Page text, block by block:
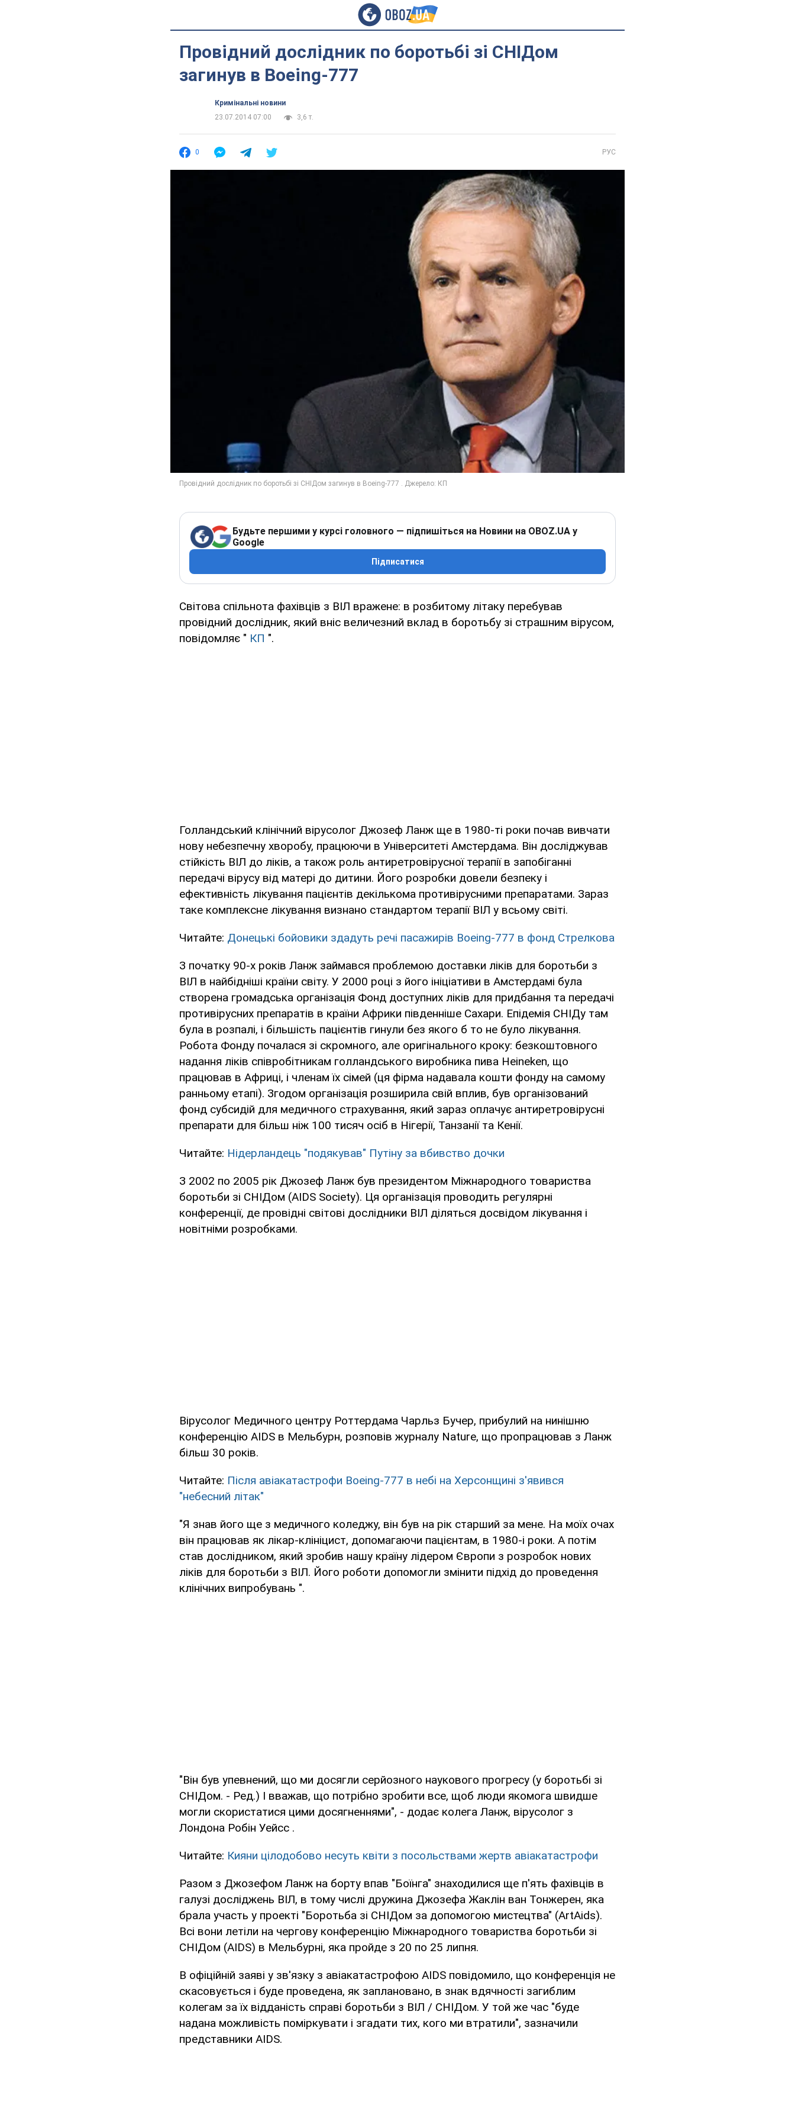
Провідний дослідник по боротьбі зі СНІДом
загинув в Boeing-777
Кримінальні новини
23.07.2014 07:00
3,6 т.
0 РУС
Будьте першими у курсі головного — підпишіться на Новини на OBOZ.UA у
Google
Підписатися
Світова спільнота фахівців з ВІЛ вражене: в розбитому літаку перебував
провідний дослідник, який вніс величезний вклад в боротьбу зі страшним вірусом,
повідомляє " КП ".
Голландський клінічний вірусолог Джозеф Ланж ще в 1980-ті роки почав вивчати
нову небезпечну хворобу, працюючи в Університеті Амстердама. Він досліджував
стійкість ВІЛ до ліків, а також роль антиретровірусної терапії в запобіганні
передачі вірусу від матері до дитини. Його розробки довели безпеку і
ефективність лікування пацієнтів декількома противірусними препаратами. Зараз
таке комплексне лікування визнано стандартом терапії ВІЛ у всьому світі.
Читайте: Донецькі бойовики здадуть речі пасажирів Boeing-777 в фонд Стрелкова
З початку 90-х років Ланж займався проблемою доставки ліків для боротьби з
ВІЛ в найбідніші країни світу. У 2000 році з його ініціативи в Амстердамі була
створена громадська організація Фонд доступних ліків для придбання та передачі
противірусних препаратів в країни Африки південніше Сахари. Епідемія СНІДу там
була в розпалі, і більшість пацієнтів гинули без якого б то не було лікування.
Робота Фонду почалася зі скромного, але оригінального кроку: безкоштовного
надання ліків співробітникам голландського виробника пива Heineken, що
працював в Африці, і членам їх сімей (ця фірма надавала кошти фонду на самому
ранньому етапі). Згодом організація розширила свій вплив, був організований
фонд субсидій для медичного страхування, який зараз оплачує антиретровірусні
препарати для більш ніж 100 тисяч осіб в Нігерії, Танзанії та Кенії.
Читайте: Нідерландець "подякував" Путіну за вбивство дочки
З 2002 по 2005 рік Джозеф Ланж був президентом Міжнародного товариства
боротьби зі СНІДом (AIDS Society). Ця організація проводить регулярні
конференції, де провідні світові дослідники ВІЛ діляться досвідом лікування і
новітніми розробками.
Вірусолог Медичного центру Роттердама Чарльз Бучер, прибулий на нинішню
конференцію AIDS в Мельбурн, розповів журналу Nature, що пропрацював з Ланж
більш 30 років.
Читайте: Після авіакатастрофи Boeing-777 в небі на Херсонщині з'явився
"небесний літак"
"Я знав його ще з медичного коледжу, він був на рік старший за мене. На моїх очах
він працював як лікар-клініцист, допомагаючи пацієнтам, в 1980-і роки. А потім
став дослідником, який зробив нашу країну лідером Європи з розробок нових
ліків для боротьби з ВІЛ. Його роботи допомогли змінити підхід до проведення
клінічних випробувань ".
"Він був упевнений, що ми досягли серйозного наукового прогресу (у боротьбі зі
СНІДом. - Ред.) І вважав, що потрібно зробити все, щоб люди якомога швидше
могли скористатися цими досягненнями", - додає колега Ланж, вірусолог з
Лондона Робін Уейсс .
Читайте: Кияни цілодобово несуть квіти з посольствами жертв авіакатастрофи
Разом з Джозефом Ланж на борту впав "Боїнга" знаходилися ще п'ять фахівців в
галузі досліджень ВІЛ, в тому числі дружина Джозефа Жаклін ван Тонжерен, яка
брала участь у проекті "Боротьба зі СНІДом за допомогою мистецтва" (ArtAids).
Всі вони летіли на чергову конференцію Міжнародного товариства боротьби зі
СНІДом (AIDS) в Мельбурні, яка пройде з 20 по 25 липня.
В офіційній заяві у зв'язку з авіакатастрофою AIDS повідомило, що конференція не
скасовується і буде проведена, як заплановано, в знак вдячності загиблим
колегам за їх відданість справі боротьби з ВІЛ / СНІДом. У той же час "буде
надана можливість поміркувати і згадати тих, кого ми втратили", зазначили
представники AIDS.